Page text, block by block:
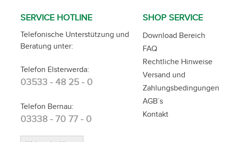
SERVICE HOTLINE
Telefonische Unterstützung und
Beratung unter:
Telefon Elsterwerda:
03533 - 48 25 - 0
Telefon Bernau:
03338 - 70 77 - 0
SHOP SERVICE
Download Bereich
FAQ
Rechtliche Hinweise
Versand und
Zahlungsbedingungen
AGB´s
Kontakt